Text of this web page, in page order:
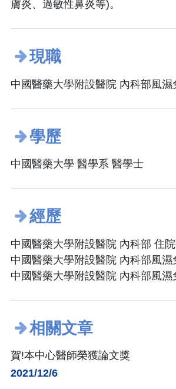
膚炎、過敏性鼻炎等)。
現職
中國醫藥大學附設醫院 內科部風濕
學歷
中國醫藥大學 醫學系 醫學士
經歷
中國醫藥大學附設醫院 內科部 住
中國醫藥大學附設醫院 內科部風濕
中國醫藥大學附設醫院 內科部風濕
相關文章
賀!本中心醫師榮獲論文獎
2021/12/6